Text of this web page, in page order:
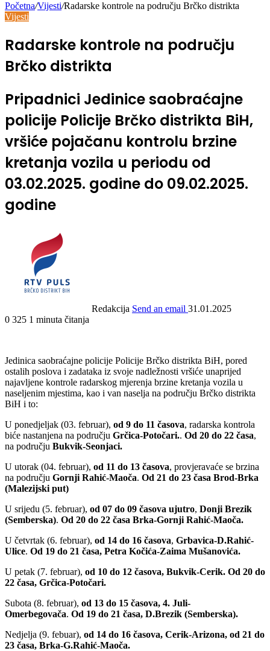
Početna/Vijesti/Radarske kontrole na području Brčko distrikta
Vijesti
Radarske kontrole na području
Brčko distrikta
Pripadnici Jedinice saobraćajne
policije Policije Brčko distrikta BiH,
vršiće pojačanu kontrolu brzine
kretanja vozila u periodu od
03.02.2025. godine do 09.02.2025.
godine
Redakcija Send an email 31.01.2025
0 325 1 minuta čitanja
Jedinica saobraćajne policije Policije Brčko distrikta BiH, pored
ostalih poslova i zadataka iz svoje nadležnosti vršiće unaprijed
najavljene kontrole radarskog mjerenja brzine kretanja vozila u
naseljenim mjestima, kao i van naselja na području Brčko distrikta
BiH i to:
U ponedjeljak (03. februar), od 9 do 11 časova, radarska kontrola
biće nastanjena na području Grčica-Potočari.. Od 20 do 22 časa,
na području Bukvik-Seonjaci.
U utorak (04. februar), od 11 do 13 časova, provjeravaće se brzina
na području Gornji Rahić-Maoča. Od 21 do 23 časa Brod-Brka
(Malezijski put)
U srijedu (5. februar), od 07 do 09 časova ujutro, Donji Brezik
(Semberska). Od 20 do 22 časa Brka-Gornji Rahić-Maoča.
U četvrtak (6. februar), od 14 do 16 časova, Grbavica-D.Rahić-
Ulice. Od 19 do 21 časa, Petra Kočića-Zaima Mušanovića.
U petak (7. februar), od 10 do 12 časova, Bukvik-Cerik. Od 20 do
22 časa, Grčica-Potočari.
Subota (8. februar), od 13 do 15 časova, 4. Juli-
Omerbegovača. Od 19 do 21 časa, D.Brezik (Semberska).
Nedjelja (9. febuar), od 14 do 16 časova, Cerik-Arizona, od 21 do
23 časa, Brka-G.Rahić-Maoča.